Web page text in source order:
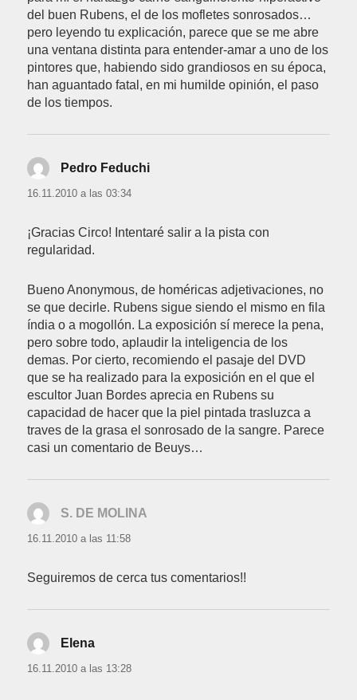
del buen Rubens, el de los mofletes sonrosados…
pero leyendo tu explicación, parece que se me abre
una ventana distinta para entender-amar a uno de los
pintores que, habiendo sido grandiosos en su época,
han aguantado fatal, en mi humilde opinión, el paso
de los tiempos.
Pedro Feduchi
16.11.2010 a las 03:34
¡Gracias Circo! Intentaré salir a la pista con
regularidad.
Bueno Anonymous, de homéricas adjetivaciones, no
se que decirle. Rubens sigue siendo el mismo en fila
índia o a mogollón. La exposición sí merece la pena,
pero sobre todo, aplaudir la inteligencia de los
demas. Por cierto, recomiendo el pasaje del DVD
que se ha realizado para la exposición en el que el
escultor Juan Bordes aprecia en Rubens su
capacidad de hacer que la piel pintada trasluzca a
traves de la grasa el sonrosado de la sangre. Parece
casi un comentario de Beuys…
S. DE MOLINA
16.11.2010 a las 11:58
Seguiremos de cerca tus comentarios!!
Elena
16.11.2010 a las 13:28